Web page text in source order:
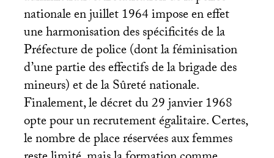
nationale en juillet 1964 impose en effet
une harmonisation des spécificités de la
Préfecture de police (dont la féminisation
d’une partie des effectifs de la brigade des
mineurs) et de la Sûreté nationale.
Finalement, le décret du 29 janvier 1968
opte pour un recrutement égalitaire. Certes,
le nombre de place réservées aux femmes